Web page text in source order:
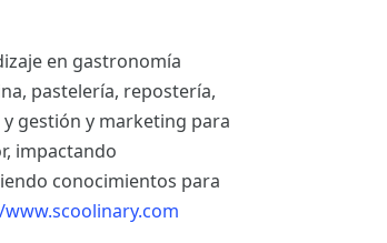
en gastronomía
pastelería, repostería,
gestión y marketing para
impactando
conocimientos para